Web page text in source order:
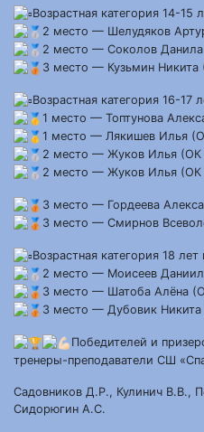
Возрастная категория 14-15
2 место — Шелудяков
2 место — Соколов
3 место — Кузьмин Никита
Возрастная категория 16-17
1 место — Топтунова
1 место — Лякишев Илья
2 место — Жуков Илья (ОК
2 место — Жуков Илья (ОК
3 место — Гордеева
3 место — Смирнов
Возрастная категория 18
2 место — Моисеев
3 место — Шатоба Алёна
3 место — Дубовик Никита
Победителей и
тренеры-преподаватели СШ
Садовников Д.Р., Кулинич В.В.,
Сидорюгин А.С.